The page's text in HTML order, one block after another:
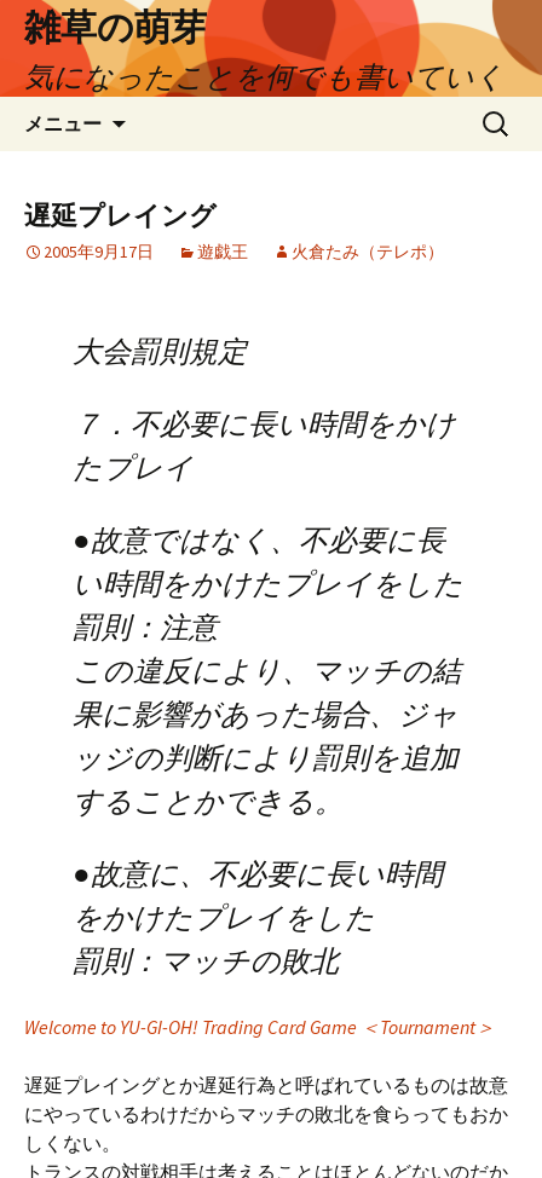
ン
へ
雑草の萌芽
気になったことを何でも書いていく
メニュー
検
索:
遅延プレイング
2005年9月17日 遊戯王 火倉たみ（テレポ）
大会罰則規定
７．不必要に長い時間をかけ
たプレイ
●故意ではなく、不必要に長
い時間をかけたプレイをした
罰則：注意
この違反により、マッチの結
果に影響があった場合、ジャ
ッジの判断により罰則を追加
することかできる。
●故意に、不必要に長い時間
をかけたプレイをした
罰則：マッチの敗北
Welcome to YU-GI-OH! Trading Card Game ＜Tournament＞
遅延プレイングとか遅延行為と呼ばれているものは故意
にやっているわけだからマッチの敗北を食らってもおか
しくない。
トランスの対戦相手は考えることはほとんどないのだか